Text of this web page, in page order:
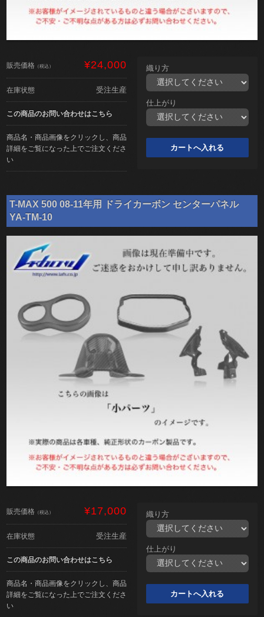
販売価格 （税込） ¥24,000
在庫状態 受注生産
この商品のお問い合わせはこちら
商品名・商品画像をクリックし、商品
詳細をご覧になった上でご注文くださ
い
織り方
仕上がり
T-MAX 500 08-11年用 ドライカーボン センターパネル
YA-TM-10
販売価格 （税込） ¥17,000
在庫状態 受注生産
この商品のお問い合わせはこちら
商品名・商品画像をクリックし、商品
詳細をご覧になった上でご注文くださ
い
織り方
仕上がり